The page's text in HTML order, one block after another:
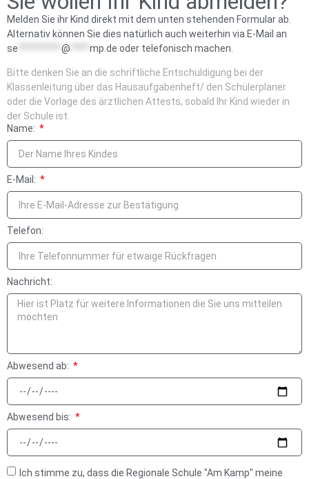
Melden Sie ihr Kind direkt mit dem unten stehenden Formular ab.
Alternativ können Sie dies natürlich auch weiterhin via E-Mail an
se
@ mp.de oder telefonisch machen.
Bitte denken Sie an die schriftliche Entschuldigung bei der
Klassenleitung über das Hausaufgabenheft/ den Schülerplaner
oder die Vorlage des ärztlichen Attests, sobald Ihr Kind wieder in
der Schule ist.
Name:
E-Mail:
Telefon:
Nachricht:
Abwesend ab:
Abwesend bis:
Ich stimme zu, dass die Regionale Schule "Am Kamp" meine